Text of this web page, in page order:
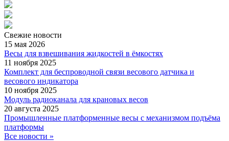
Свежие новости
15 мая 2026
Весы для взвешивания жидкостей в ёмкостях
11 ноября 2025
Комплект для беспроводной связи весового датчика и
весового индикатора
10 ноября 2025
Модуль радиоканала для крановых весов
20 августа 2025
Промышленные платформенные весы с механизмом подъёма
платформы
Все новости »